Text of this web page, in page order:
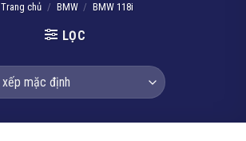
Trang chủ / BMW / BMW 118i
LỌC